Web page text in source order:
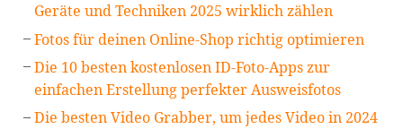
Geräte und Techniken 2025 wirklich zählen
Fotos für deinen Online-Shop richtig optimieren
Die 10 besten kostenlosen ID-Foto-Apps zur
einfachen Erstellung perfekter Ausweisfotos
Die besten Video Grabber, um jedes Video in 2024